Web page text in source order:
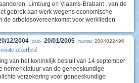
Limburg en Vlaams-Brabant , van de
gebrek aan werk wegens economische
de arbeidsovereenkomst voor werklieden
12/2004 pub. 20/01/2005 numac 2004022496
zekerheid
van het koninklijk besluit van 14 september
nomenclatuur van de geneeskundige
verzekering voor geneeskundige